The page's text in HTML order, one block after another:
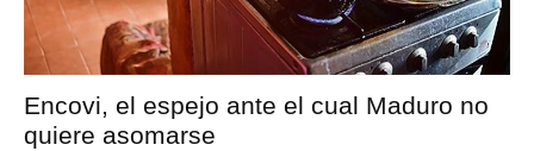
Encovi, el espejo ante el cual Maduro no
quiere asomarse